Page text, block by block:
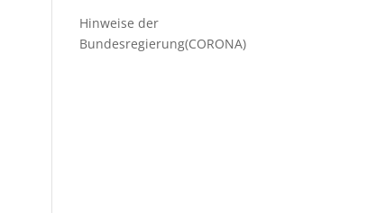
Hinweise der
Bundesregierung(CORONA)